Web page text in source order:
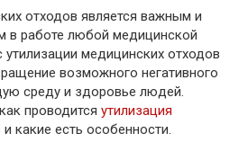
отходов является важным и
в работе любой медицинской
медицинских отходов
возможного негативного
среду и здоровье людей.
проводится утилизация
и какие есть особенности.